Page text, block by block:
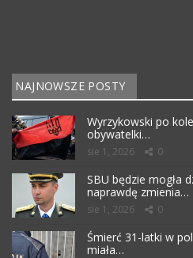
NAJNOWSZE POSTY
Wyrzykowski po
obywatelki…
sie 1, 2026 0
SBU będzie mogła
naprawdę zmienia…
sie 1, 2026 0
Śmierć 31-latki w
miała…